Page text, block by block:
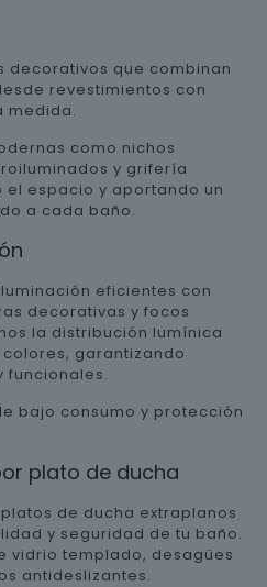
decorativos que combinan
revestimientos con
medida.
como nichos
y grifería
espacio y aportando un
a cada baño.
eficientes con
decorativas y focos
la distribución lumínica
garantizando
funcionales.
bajo consumo y protección
plato de ducha
de ducha extraplanos
y seguridad de tu baño.
vidrio templado, desagües
antideslizantes.